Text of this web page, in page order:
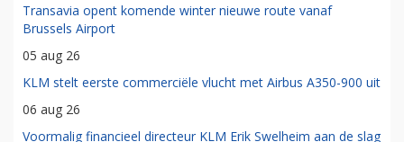
Transavia opent komende winter nieuwe route vanaf
Brussels Airport
05 aug 26
KLM stelt eerste commerciële vlucht met Airbus A350-900 uit
06 aug 26
Voormalig financieel directeur KLM Erik Swelheim aan de slag